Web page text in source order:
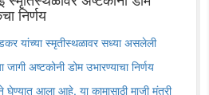
निर्णय
यांच्या स्मृतीस्थळावर सध्या असलेली
अष्टकोनी डोम उभारण्याचा निर्णय
घेण्यात आला आहे. या कामासाठी माजी मंत्री